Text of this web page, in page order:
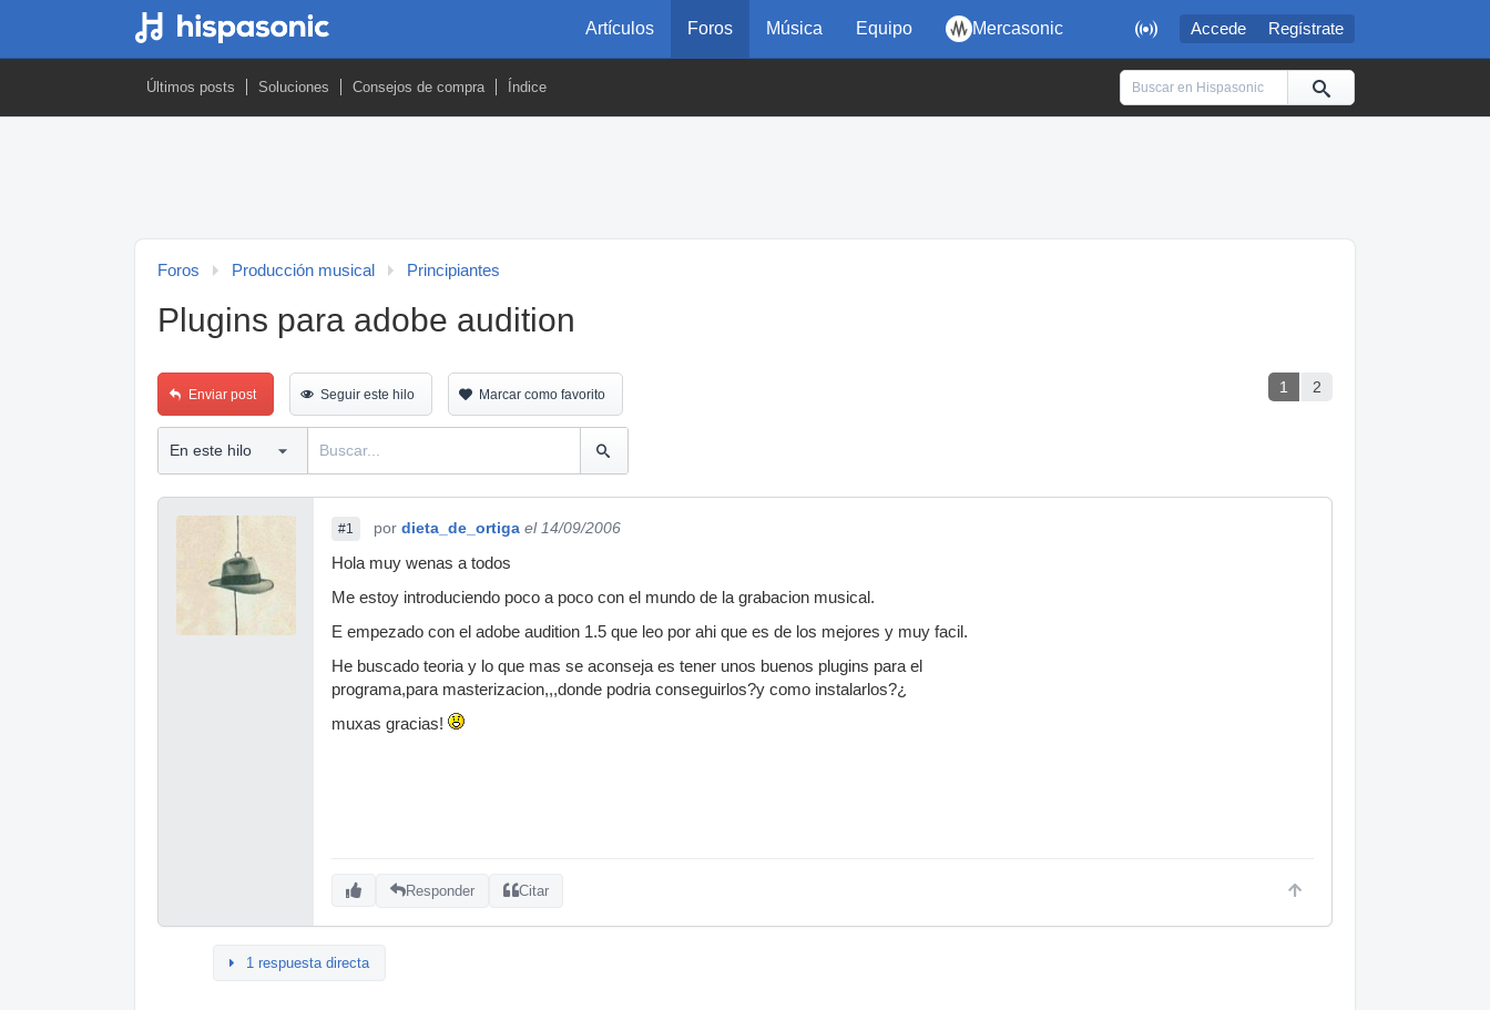
 Accede Regístrate
Artículos Foros Música Equipo Mercasonic
Últimos posts Soluciones Consejos de compra Índice
Foros Producción musical Principiantes
Plugins para adobe audition
1 2
Enviar post Seguir este hilo Marcar como favorito
#1 por dieta_de_ortiga el 14/09/2006
Hola muy wenas a todos
Me estoy introduciendo poco a poco con el mundo de la grabacion musical.
E empezado con el adobe audition 1.5 que leo por ahi que es de los mejores y muy facil.
He buscado teoria y lo que mas se aconseja es tener unos buenos plugins para el
programa,para masterizacion,,,donde podria conseguirlos?y como instalarlos?¿
muxas gracias!
Responder Citar
1 respuesta directa